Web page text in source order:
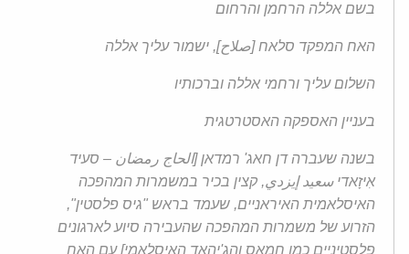
בשם אללה הרחמן והרחום
האח המפקד סלאח [صلاح], ישמור עליך אללה
השלום עליך ורחמי אללה וברכותיו
בעניין האספקה האסטרטגית
בשנה שעברה דן חאג' רמדאן [الحاج رمضان – סעיד
אִיזָאדי سعيد إيزدي, קצין בכיר במשמרות המהפכה
האיסלאמית האיראניים, שעמד בראש "גיס פלסטין",
הזרוע של משמרות המהפכה שהעבירה סיוע לארגונים
פלסטיניים כמו חמאס והג'יהאד האיסלאמי] עם האח